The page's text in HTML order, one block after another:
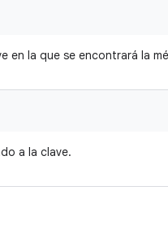
en la que se encontrará la
a la clave.